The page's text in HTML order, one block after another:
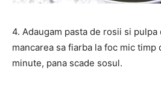
4. Adaugam pasta de rosii si pulpa
mancarea sa fiarba la foc mic timp
minute, pana scade sosul.